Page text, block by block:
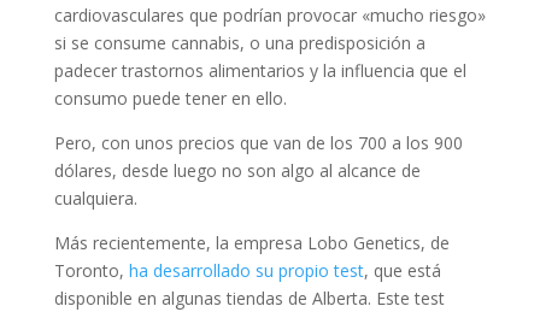
cardiovasculares que podrían provocar «mucho riesgo»
si se consume cannabis, o una predisposición a
padecer trastornos alimentarios y la influencia que el
consumo puede tener en ello.
Pero, con unos precios que van de los 700 a los 900
dólares, desde luego no son algo al alcance de
cualquiera.
Más recientemente, la empresa Lobo Genetics, de
Toronto, ha desarrollado su propio test, que está
disponible en algunas tiendas de Alberta. Este test